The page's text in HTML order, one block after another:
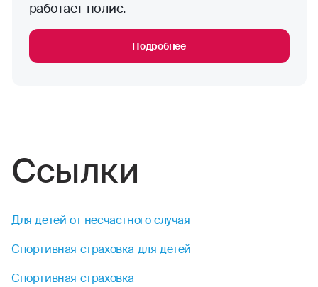
работает полис.
Подробнее
Ссылки
Для детей от несчастного случая
Спортивная страховка для детей
Спортивная страховка